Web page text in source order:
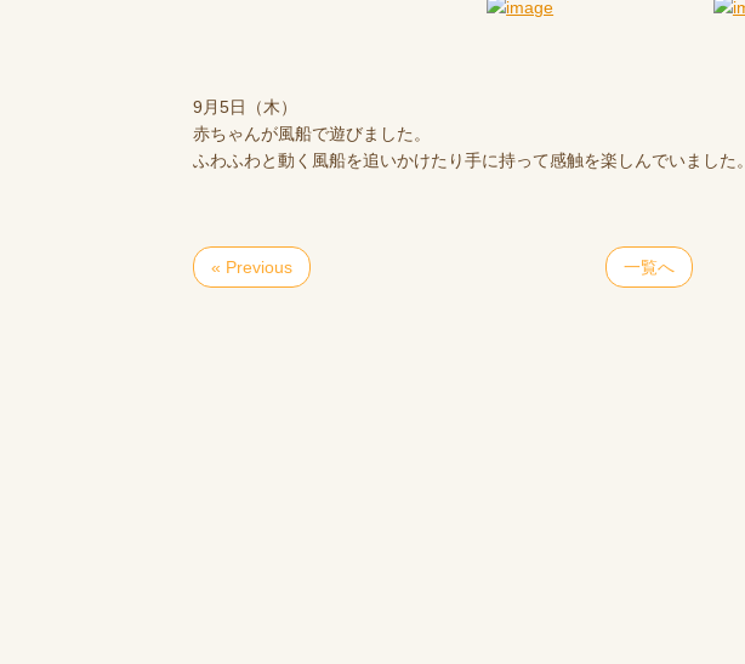
9月5日（木）
赤ちゃんが風船で遊びました。
ふわふわと動く風船を追いかけたり手に持って感触を楽しんでいました。
« Previous 一覧へ